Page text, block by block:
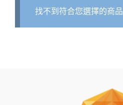
找不到符合您選擇的商品